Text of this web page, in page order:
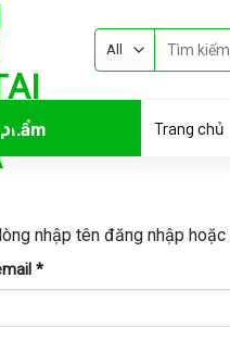
Trang chủ
nhập tên đăng nhập
*Bắt
buộc